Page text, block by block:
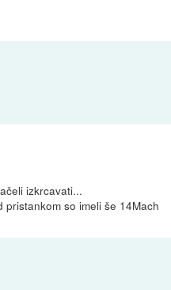
izkrcavati...
so imeli še 14Mach